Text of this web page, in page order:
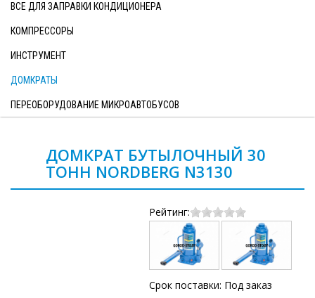
ВСЕ ДЛЯ ЗАПРАВКИ КОНДИЦИОНЕРА
КОМПРЕССОРЫ
ИНСТРУМЕНТ
ДОМКРАТЫ
ПЕРЕОБОРУДОВАНИЕ МИКРОАВТОБУСОВ
ДОМКРАТ БУТЫЛОЧНЫЙ 30
ТОНН NORDBERG N3130
Рейтинг:
Срок поставки: Под заказ